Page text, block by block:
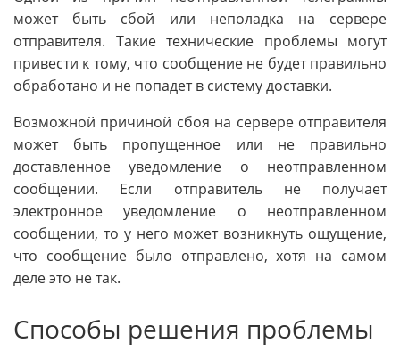
может быть сбой или неполадка на сервере
отправителя. Такие технические проблемы могут
привести к тому, что сообщение не будет правильно
обработано и не попадет в систему доставки.
Возможной причиной сбоя на сервере отправителя
может быть пропущенное или не правильно
доставленное уведомление о неотправленном
сообщении. Если отправитель не получает
электронное уведомление о неотправленном
сообщении, то у него может возникнуть ощущение,
что сообщение было отправлено, хотя на самом
деле это не так.
Способы решения проблемы